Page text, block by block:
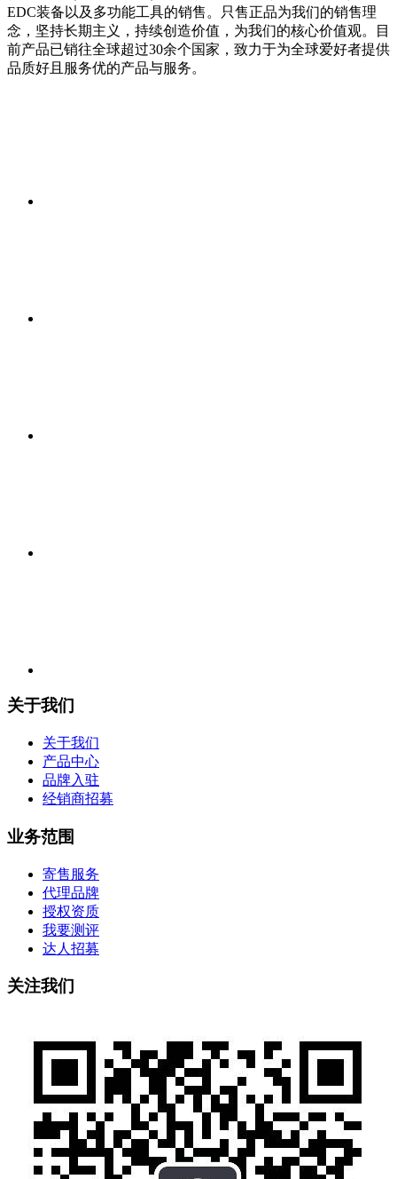
EDC装备以及多功能工具的销售。只售正品为我们的销售理
念，坚持长期主义，持续创造价值，为我们的核心价值观。目
前产品已销往全球超过30余个国家，致力于为全球爱好者提供
品质好且服务优的产品与服务。
关于我们
关于我们
产品中心
品牌入驻
经销商招募
业务范围
寄售服务
代理品牌
授权资质
我要测评
达人招募
关注我们